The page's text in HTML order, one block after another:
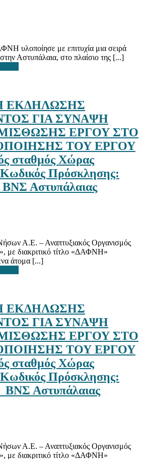
υλοποίησε με επιτυχία μια σειρά
Αστυπάλαια, στο πλαίσιο της [...]
ΕΚΔΗΛΩΣΗΣ
ΓΙΑ ΣΥΝΑΨΗ
ΕΡΓΟΥ ΣΤΟ
ΤΟΥ ΕΡΓΟΥ
σταθμός Χώρας
Πρόσκλησης:
Αστυπάλαιας
Α.Ε. – Αναπτυξιακός Οργανισμός
με διακριτικό τίτλο «ΔΑΦΝΗ»
άτομα [...]
ΕΚΔΗΛΩΣΗΣ
ΓΙΑ ΣΥΝΑΨΗ
ΕΡΓΟΥ ΣΤΟ
ΤΟΥ ΕΡΓΟΥ
σταθμός Χώρας
Πρόσκλησης:
Αστυπάλαιας
Α.Ε. – Αναπτυξιακός Οργανισμός
με διακριτικό τίτλο «ΔΑΦΝΗ»